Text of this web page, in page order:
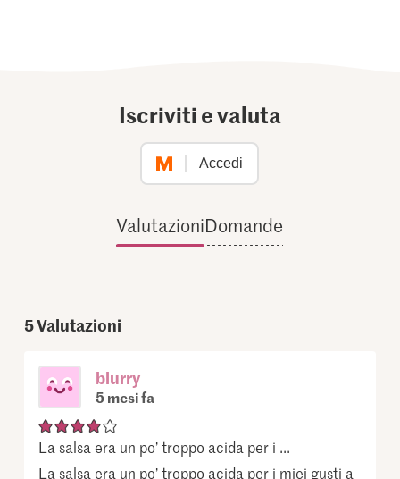
Iscriviti e valuta
Accedi
ValutazioniDomande
5Valutazioni
blurry
5 mesi fa
La salsa era un po’ troppo acida per i ...
La salsa era un po’ troppo acida per i miei gusti a